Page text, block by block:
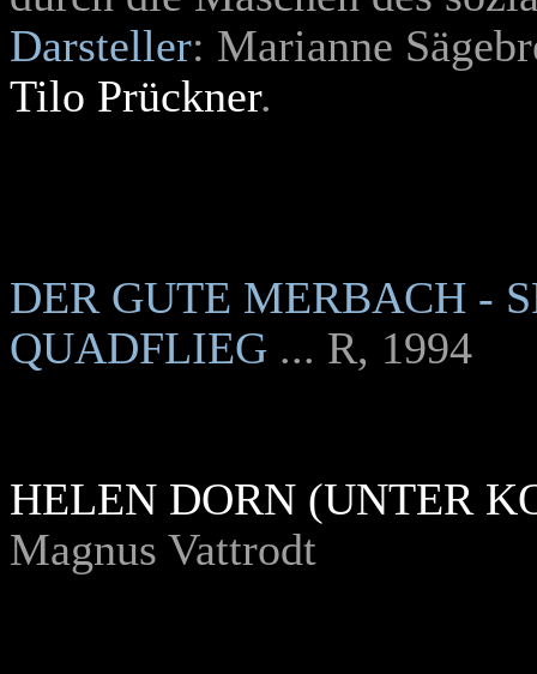
Darsteller: Marianne
Tilo Prückner.
DER GUTE MERBACH -
QUADFLIEG ... R, 1994
HELEN DORN (UNTER
Magnus Vattrodt